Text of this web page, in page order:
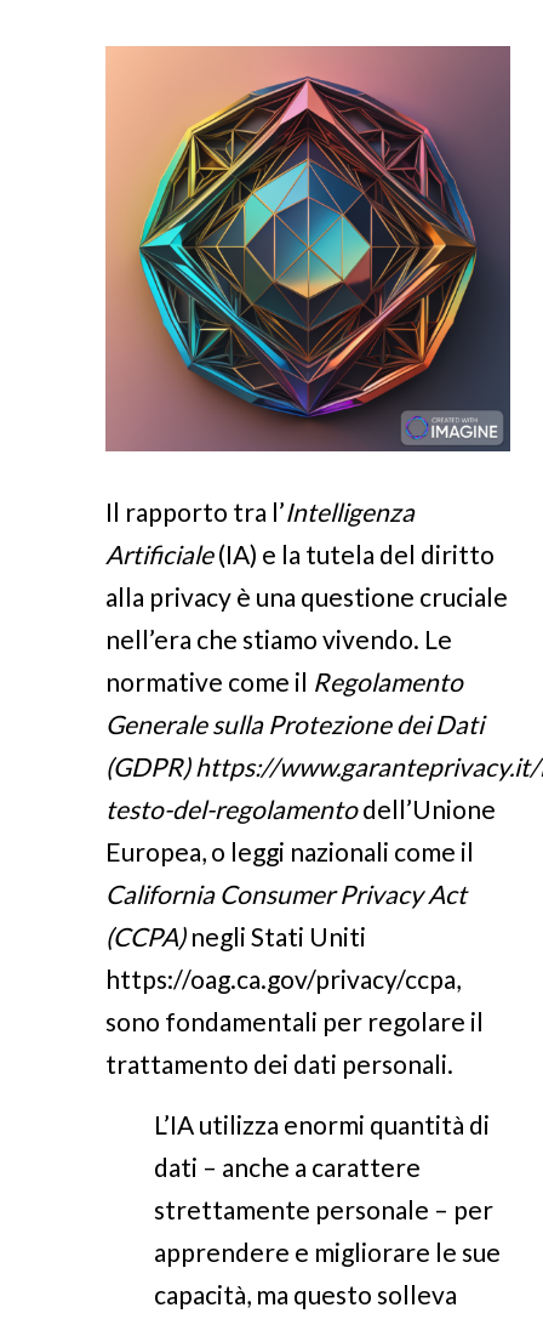
Il rapporto tra l’Intelligenza
Artificiale(IA) e la tutela del diritto
alla privacy è una questione cruciale
nell’era che stiamo vivendo. Le
normative come il Regolamento
Generale sulla Protezione dei Dati
(GDPR) https://
testo-del-regolamentodell’Unione
Europea, o leggi nazionali come il
California Consumer Privacy Act
(CCPA)negli Stati Uniti
https://oag.ca.gov/privacy/ccpa,
sono fondamentali per regolare il
trattamento dei dati personali.
L’IA utilizza enormi quantità di
dati – anche a carattere
strettamente personale – per
apprendere e migliorare le sue
capacità, ma questo solleva